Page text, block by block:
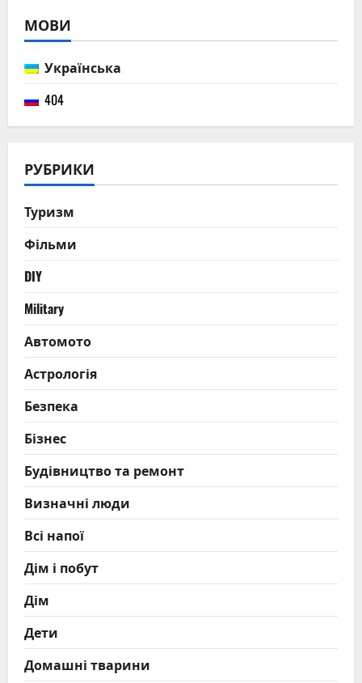
МОВИ
Українська
404
РУБРИКИ
Туризм
Фільми
DIY
Military
Автомото
Астрологія
Безпека
Бізнес
Будівництво та ремонт
Визначні люди
Всі напої
Дім і побут
Дім
Дети
Домашні тварини